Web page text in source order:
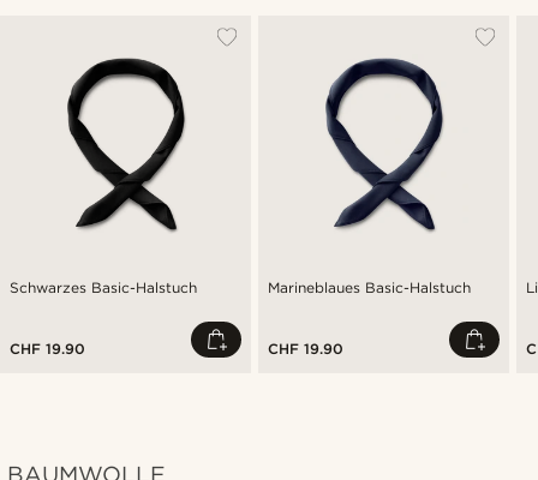
Schwarzes Basic-Halstuch
CHF 19.90
Marineblaues Basic-Halstuch
CHF 19.90